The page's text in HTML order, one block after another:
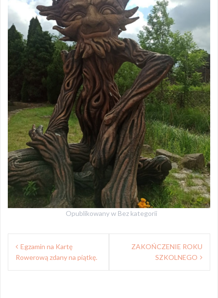
Opublikowany w Bez kategorii
Nawigacja
wpisu
Egzamin na Kartę
Rowerową zdany na piątkę.
ZAKOŃCZENIE ROKU
SZKOLNEGO